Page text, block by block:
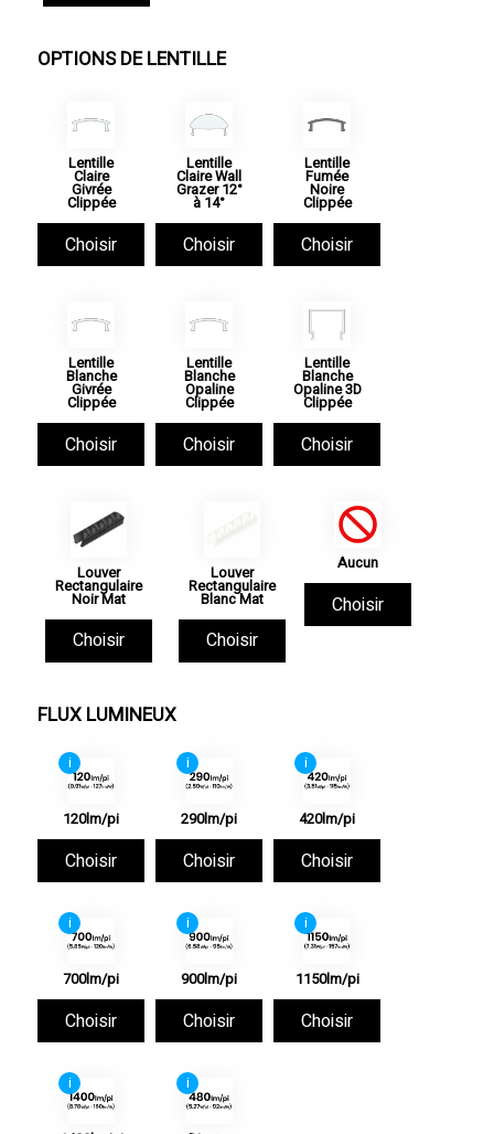
OPTIONS DE LENTILLE
Lentille
Claire
Givrée
Clippée
Choisir
Lentille
Claire Wall
Grazer 12°
à 14°
Choisir
Lentille
Fumée
Noire
Clippée
Choisir
Lentille
Blanche
Givrée
Clippée
Choisir
Lentille
Blanche
Opaline
Clippée
Choisir
Lentille
Blanche
Opaline 3D
Clippée
Choisir
Louver
Rectangulaire
Noir Mat
Choisir
Louver
Rectangulaire
Blanc Mat
Choisir
Aucun
Choisir
FLUX LUMINEUX
i
120lm/pi
Choisir
i
290lm/pi
Choisir
i
420lm/pi
Choisir
i
700lm/pi
Choisir
i
900lm/pi
Choisir
i
1150lm/pi
Choisir
i i